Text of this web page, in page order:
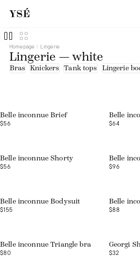
Homepage Lingerie
Lingerie — white
Bras Knickers Tank tops Lingerie
Belle inconnue Brief
$56
Belle
$64
Belle inconnue Shorty
$56
Belle
$96
Belle inconnue Bodysuit
$155
Belle
$88
Belle inconnue Triangle bra
$80
Georgi
$32